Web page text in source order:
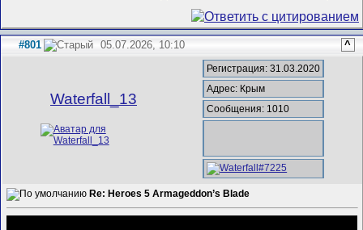
#801 05.07.2026, 10:10 ^
Waterfall_13
Регистрация: 31.03.2020
Адрес: Крым
Сообщения: 1010
Re: Heroes 5 Armageddon’s Blade